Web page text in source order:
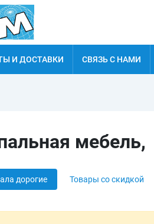
И ДОСТАВКИ СВЯЗЬ С НАМИ
мебель,
дорогие Товары со скидкой